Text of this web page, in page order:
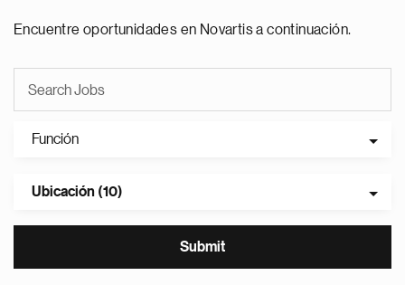
Encuentre oportunidades en Novartis a continuación.
Función
Ubicación (10)